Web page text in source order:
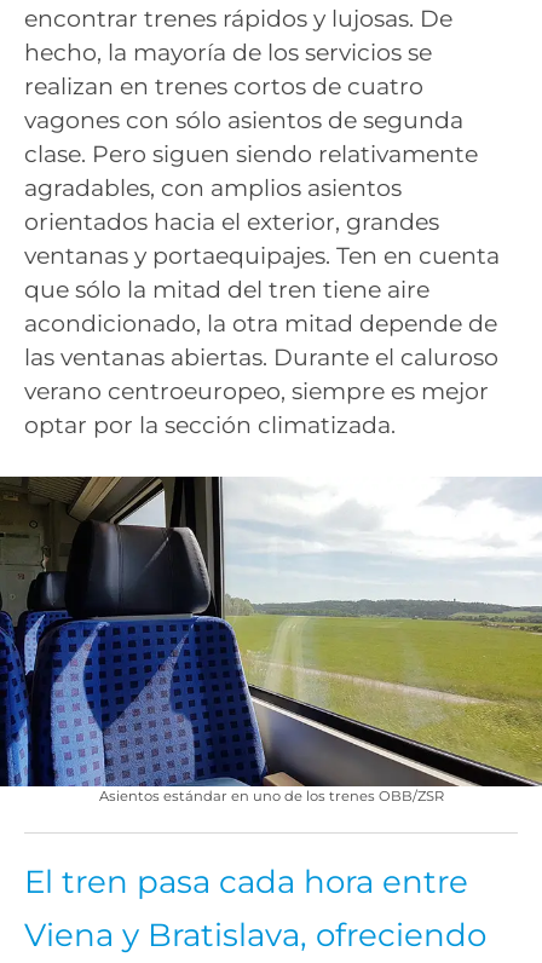
encontrar trenes rápidos y lujosas. De
hecho, la mayoría de los servicios se
realizan en trenes cortos de cuatro
vagones con sólo asientos de segunda
clase. Pero siguen siendo relativamente
agradables, con amplios asientos
orientados hacia el exterior, grandes
ventanas y portaequipajes. Ten en cuenta
que sólo la mitad del tren tiene aire
acondicionado, la otra mitad depende de
las ventanas abiertas. Durante el caluroso
verano centroeuropeo, siempre es mejor
optar por la sección climatizada.
Asientos estándar en uno de los trenes OBB/ZSR
El tren pasa cada hora entre
Viena y Bratislava, ofreciendo